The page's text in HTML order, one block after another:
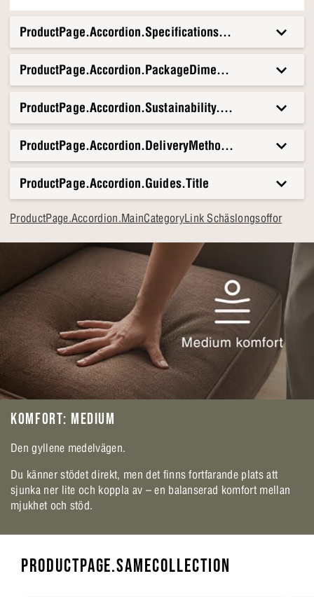
ProductPage.Accordion.Specifications.Title
ProductPage.Accordion.Sustainability.Title
ProductPage.Accordion.DeliveryMethods.Title
ProductPage.Accordion.Guides.Title
ProductPage.Accordion.MainCategoryLink Schäslongsoffor
KOMFORT: MEDIUM
Den gyllene medelvägen.
Du känner stödet direkt, men det finns fortfarande plats att
sjunka ner lite och koppla av – en balanserad komfort mellan
mjukhet och stöd.
PRODUCTPAGE.SAMECOLLECTION